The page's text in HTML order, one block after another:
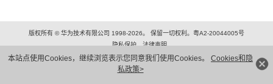
本站点使用Cookies，继续浏览表示您同意我们使用Cookies。 Cookies和隐
私政策>
版权所有 © 华为技术有限公司 1998-2026。 保留一切权利。粤A2-20044005号
隐私保护
法律声明